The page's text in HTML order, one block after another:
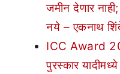
जमीन देणार
नये – एकनाथ
ICC Award
पुरस्कार